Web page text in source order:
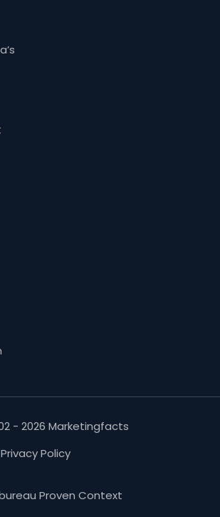
- 2026 Marketingfacts
Privacy Policy
Proven Context